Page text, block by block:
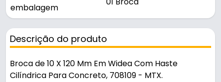
embalagem
Descrição do produto
Broca de 10 X 120 Mm Em Widea Com Haste
Cilíndrica Para Concreto, 708109 - MTX.